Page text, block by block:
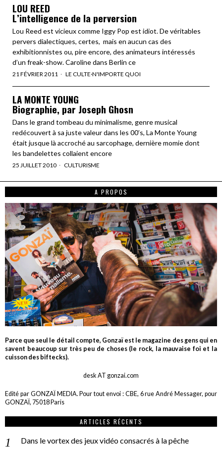
LOU REED
L’intelligence de la perversion
Lou Reed est vicieux comme Iggy Pop est idiot. De véritables
pervers dialectiques, certes, mais en aucun cas des
exhibitionnistes ou, pire encore, des animateurs intéressés
d’un freak-show. Caroline dans Berlin ce
21 FÉVRIER 2011 LE CULTE·N'IMPORTE QUOI
LA MONTE YOUNG
Biographie, par Joseph Ghosn
Dans le grand tombeau du minimalisme, genre musical
redécouvert à sa juste valeur dans les 00’s, La Monte Young
était jusque là accroché au sarcophage, dernière momie dont
les bandelettes collaient encore
25 JUILLET 2010 CULTURISME
A PROPOS
Parce que seul le détail compte, Gonzaï est le magazine des gens qui en
savent beaucoup sur très peu de choses (le rock, la mauvaise foi et la
cuisson des biftecks).
desk AT gonzai.com
Edité par GONZAÏ MEDIA. Pour tout envoi : CBE, 6 rue André Messager, pour
GONZAÏ, 75018 Paris
ARTICLES RÉCENTS
Dans le vortex des jeux vidéo consacrés à la pêche